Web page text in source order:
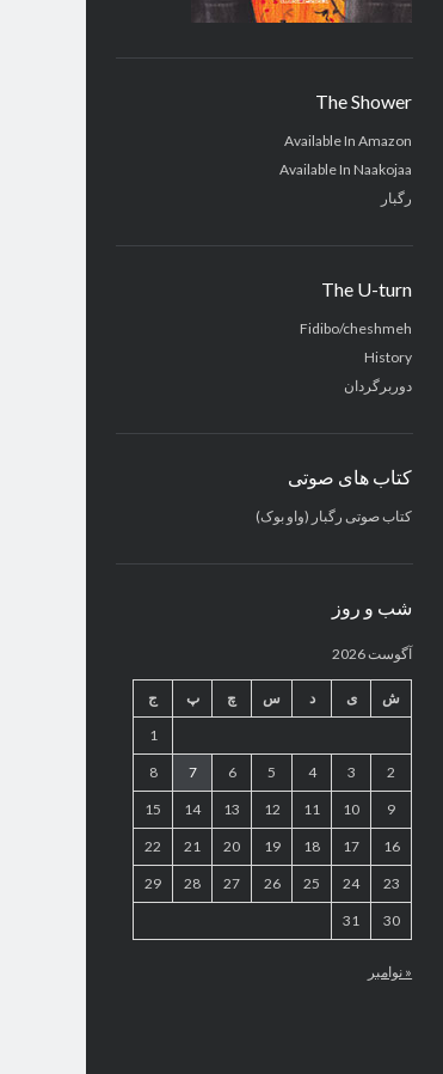
The Shower
Available In Amazon
Available In Naakojaa
رگبار
The U-turn
Fidibo/cheshmeh
History
دوربرگردان
کتاب های صوتی
کتاب صوتی رگبار (واو بوک)
شب و روز
آگوست 2026
ش ی د س چ پ ج
1
2
3
4
5
6
7
8
9
10
11
12
13
14
15
16
17
18
19
20
21
22
23
24
25
26
27
28
29
30
31
« نوامبر